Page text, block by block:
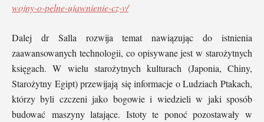
wojny-o-pelne-ujawnienie-cz-v/
Dalej dr Salla rozwija temat nawiązując do istnienia
zaawansowanych technologii, co opisywane jest w starożytnych
księgach. W wielu starożytnych kulturach (Japonia, Chiny,
Starożytny Egipt) przewijają się informacje o Ludziach Ptakach,
którzy byli czczeni jako bogowie i wiedzieli w jaki sposób
budować maszyny latające. Istoty te ponoć pozostawały w